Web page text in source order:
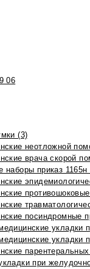
06
(3)
неотложной
врача скорой
наборы приказ 1165н
посиндромные
укладки
укладки
при